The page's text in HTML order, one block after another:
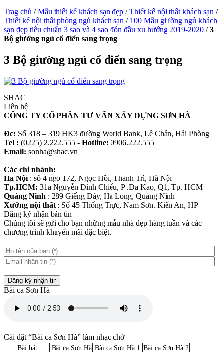
Trag chủ /Mẫu thiết kế khách sạn đẹp /Thiết kế nội thất khách sạn /
Thiết kế nội thất phòng ngủ khách sạn / 100 Mẫu giường ngủ khách
sạn đẹp tiêu chuẩn 3 sao và 4 sao đón đầu xu hướng 2019-2020 /3
Bộ giường ngủ cổ điển sang trọng
3 Bộ giường ngủ cổ điển sang trọng
SHAC
Liên hệ
CÔNG TY CỔ PHẦN TƯ VẤN XÂY DỰNG SƠN HÀ
Đc: Số 318 – 319 HK3 đường World Bank, Lê Chân, Hải Phòng
Tel : (0225) 2.222.555 - Hotline: 0906.222.555
Email: sonha@shac.vn
Các chi nhánh:
Hà Nội : số 4 ngõ 172, Ngọc Hồi, Thanh Trì, Hà Nội
Tp.HCM: 31a Nguyễn Đình Chiểu, P .Đa Kao, Q1, Tp. HCM
Quảng Ninh : 289 Giếng Đáy, Hạ Long, Quảng Ninh
Xưởng nội thất : Số 45 Thống Trực, Nam Sơn. Kiến An, HP
Đăng ký nhận bản tin
Chúng tôi sẽ gửi cho bạn những mẫu nhà đẹp hàng tuần và các
chương trình khuyến mãi đặc biệt.
Đăng ký nhận tin
Bài ca Sơn Hà
Cài đặt “Bài ca Sơn Hà” làm nhạc chờ
Bài hát Bài ca Sơn Hà Bài ca Sơn Hà 1 Bài ca Sơn Hà 2